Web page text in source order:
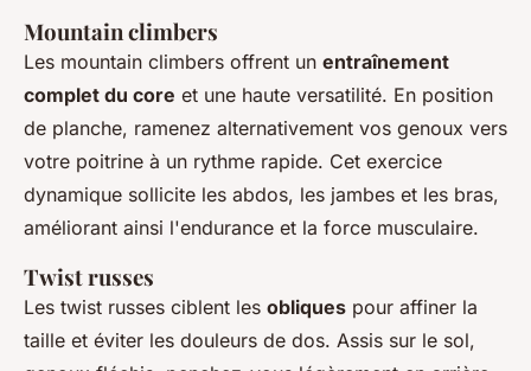
Mountain climbers
Les mountain climbers offrent un entraînement
complet du core et une haute versatilité. En position
de planche, ramenez alternativement vos genoux vers
votre poitrine à un rythme rapide. Cet exercice
dynamique sollicite les abdos, les jambes et les bras,
améliorant ainsi l'endurance et la force musculaire.
Twist russes
Les twist russes ciblent les obliques pour affiner la
taille et éviter les douleurs de dos. Assis sur le sol,